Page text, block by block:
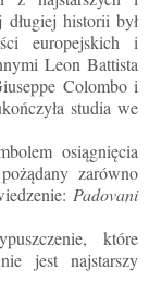
historii był
europejskich i
Leon Battista
Colombo i
studia we
osiągnięcia
zarówno
Padovani
które
jest najstarszy